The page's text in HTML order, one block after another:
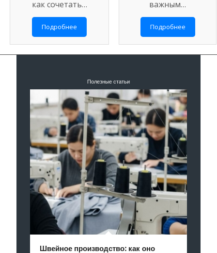
как сочетать…
Подробнее
важным…
Подробнее
Полезные статьи
Швейное производство: как оно